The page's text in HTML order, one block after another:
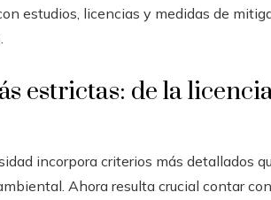
estudios, licencias y medidas de
estrictas: de la
incorpora criterios más detallados
Ahora resulta crucial contar